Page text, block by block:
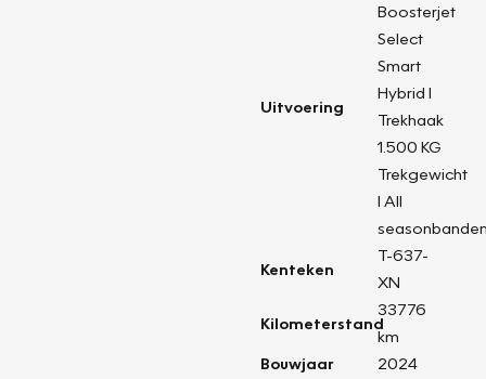
Uitvoering
Boosterjet
Select
Smart
Hybrid I
Trekhaak
1.500 KG
Trekgewicht
I All
Kenteken
T-637-
XN
Kilometerstand
33776
km
Bouwjaar
2024